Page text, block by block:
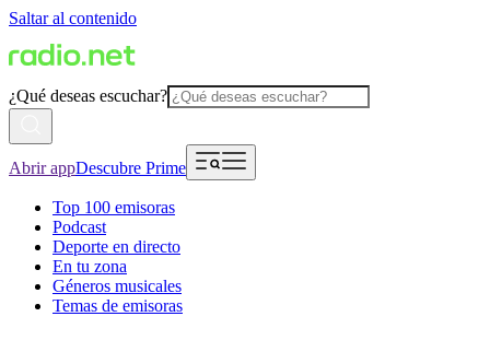
Saltar al contenido
¿Qué deseas escuchar?
Abrir appDescubre Prime
Top 100 emisoras
Podcast
Deporte en directo
En tu zona
Géneros musicales
Temas de emisoras